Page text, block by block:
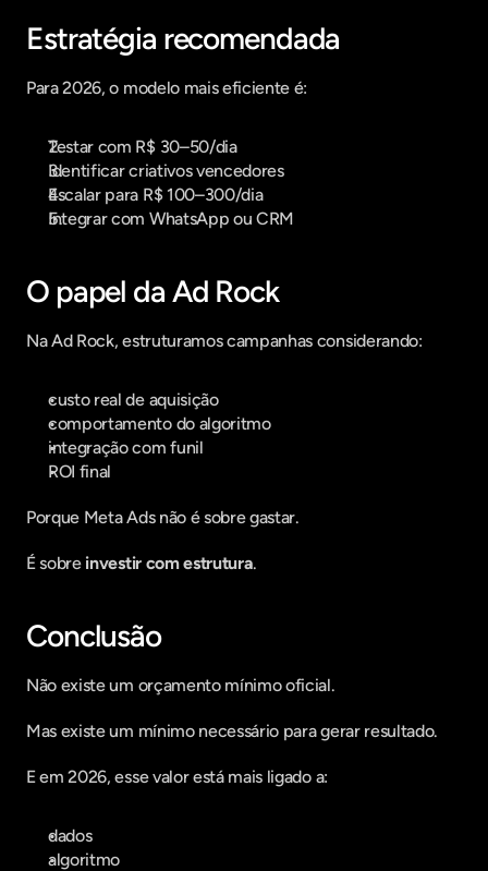
Estratégia recomendada
Para 2026, o modelo mais eficiente é:
Testar com R$ 30–50/dia
Identificar criativos vencedores
Escalar para R$ 100–300/dia
Integrar com WhatsApp ou CRM
O papel da Ad Rock
Na Ad Rock, estruturamos campanhas considerando:
custo real de aquisição
comportamento do algoritmo
integração com funil
ROI final
Porque Meta Ads não é sobre gastar.
É sobre investir com estrutura.
Conclusão
Não existe um orçamento mínimo oficial.
Mas existe um mínimo necessário para gerar resultado.
E em 2026, esse valor está mais ligado a:
dados
algoritmo